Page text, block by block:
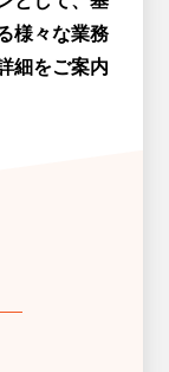
様々な業務
細をご案内